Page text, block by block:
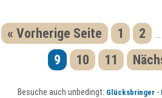
« Vorherige Seite 1 2
9
10 11
Besuche auch unbedingt: Glücksbringer-